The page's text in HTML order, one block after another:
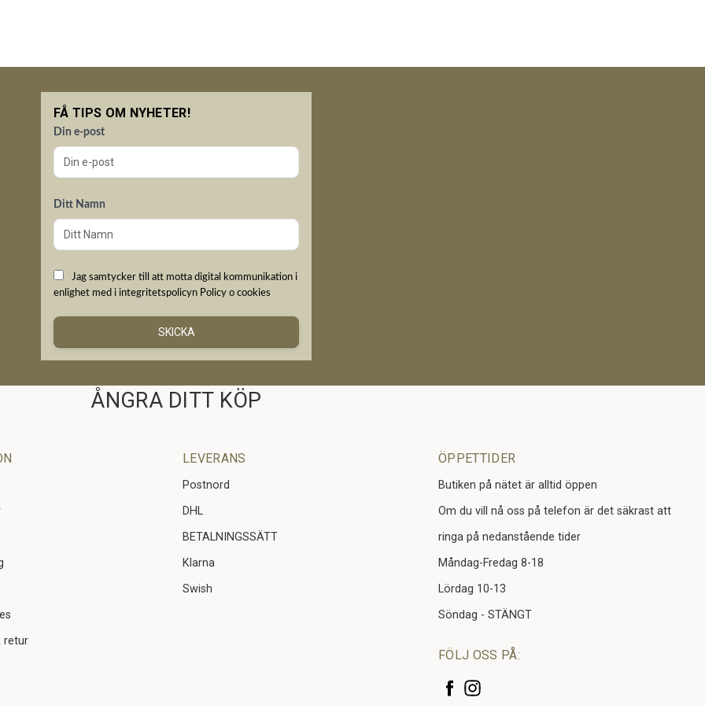
FÅ TIPS OM NYHETER!
Din e-post
Ditt Namn
Jag samtycker till att motta digital kommunikation i
enlighet med i integritetspolicyn Policy o cookies
SKICKA
ÅNGRA DITT KÖP
retur
LEVERANS
Postnord
DHL
BETALNINGSSÄTT
Klarna
Swish
ÖPPETTIDER
Butiken på nätet är alltid öppen
Om du vill nå oss på telefon är det säkrast att
ringa på nedanstående tider
Måndag-Fredag 8-18
Lördag 10-13
Söndag - STÄNGT
FÖLJ OSS PÅ: